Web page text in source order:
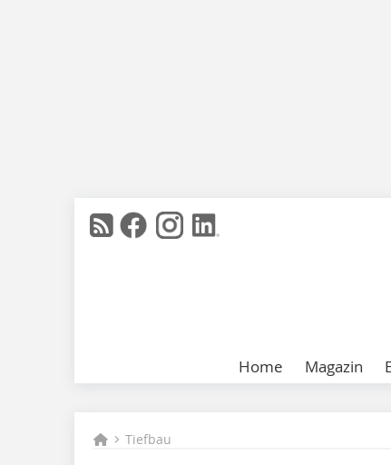
Home Magazin
Tiefbau